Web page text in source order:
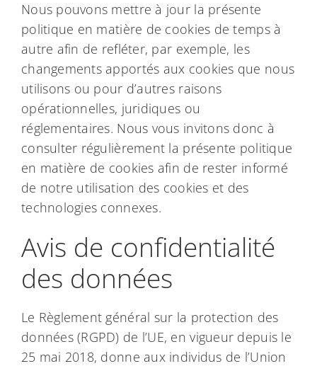
Nous pouvons mettre à jour la présente
politique en matière de cookies de temps à
autre afin de refléter, par exemple, les
changements apportés aux cookies que nous
utilisons ou pour d’autres raisons
opérationnelles, juridiques ou
réglementaires. Nous vous invitons donc à
consulter régulièrement la présente politique
en matière de cookies afin de rester informé
de notre utilisation des cookies et des
technologies connexes.
Avis de confidentialité
des données
Le Règlement général sur la protection des
données (RGPD) de l’UE, en vigueur depuis le
25 mai 2018, donne aux individus de l’Union